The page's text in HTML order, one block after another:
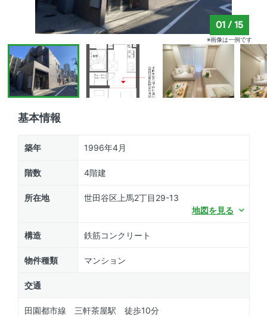
基本情報
築年 1996年4月
階数 4階建
所在地
世田谷区上馬2丁目29-13
地図を見る
構造 鉄筋コンクリート
物件種類 マンション
交通
田園都市線 三軒茶屋駅 徒歩10分
01 /15
※画像は一例です